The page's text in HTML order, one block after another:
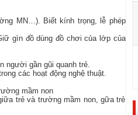
MN…). Biết kính trọng, lễ phép
gìn đồ dùng đồ chơi của lớp của
người gần gũi quanh trẻ.
các hoạt động nghệ thuật.
mầm non
trẻ và trường mầm non, gữa trẻ